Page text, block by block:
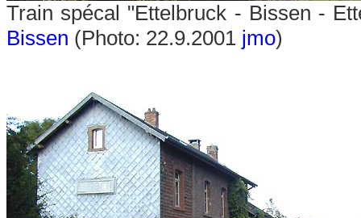
Train spécal "Ettelbruck - Bissen -
Bissen (Photo: 22.9.2001 jmo)